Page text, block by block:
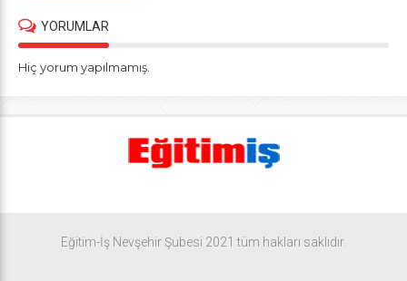
YORUMLAR
Hiç yorum yapılmamış.
Eğitim-İş Nevşehir Şubesi 2021 tüm hakları saklıdır.